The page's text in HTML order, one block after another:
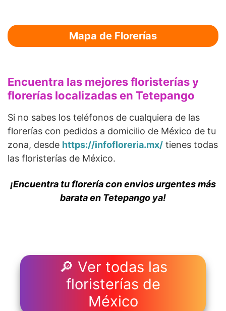
Mapa de Florerías
Encuentra las mejores floristerías y
florerías localizadas en Tetepango
Si no sabes los teléfonos de cualquiera de las
florerías con pedidos a domicilio de México de tu
zona, desde https://infofloreria.mx/ tienes todas
las floristerías de México.
¡Encuentra tu florería con envios urgentes más
barata en Tetepango ya!
🔎 Ver todas las
floristerías de
México